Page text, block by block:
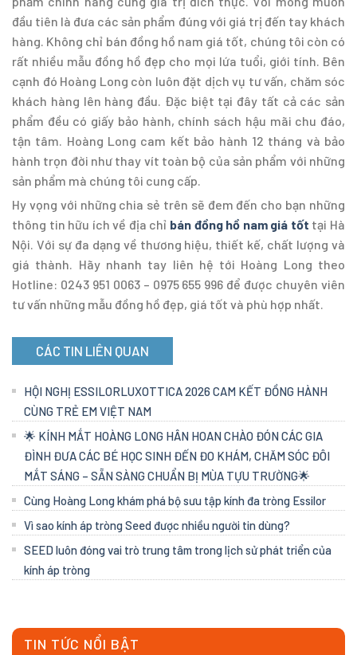
đầu tiên là đưa các sản phẩm đúng với giá trị đến tay khách
hàng. Không chỉ bán đồng hồ nam giá tốt, chúng tôi còn có
rất nhiều mẫu đồng hồ đẹp cho mọi lứa tuổi, giới tính. Bên
cạnh đó Hoàng Long còn luôn đặt dịch vụ tư vấn, chăm sóc
khách hàng lên hàng đầu. Đặc biệt tại đây tất cả các sản
phẩm đều có giấy bảo hành, chính sách hậu mãi chu đáo,
tận tâm. Hoàng Long cam kết bảo hành 12 tháng và bảo
hành trọn đời như thay vít toàn bộ của sản phẩm với những
sản phẩm mà chúng tôi cung cấp.
Hy vọng với những chia sẻ trên sẽ đem đến cho bạn những
thông tin hữu ích về địa chỉ bán đồng hồ nam giá tốt tại Hà
Nội. Với sự đa dạng về thương hiệu, thiết kế, chất lượng và
giá thành. Hãy nhanh tay liên hệ tới Hoàng Long theo
Hotline: 0243 951 0063 – 0975 655 996 để được chuyên viên
tư vấn những mẫu đồng hồ đẹp, giá tốt và phù hợp nhất.
CÁC TIN LIÊN QUAN
HỘI NGHỊ ESSILORLUXOTTICA 2026 CAM KẾT ĐỒNG HÀNH
CÙNG TRẺ EM VIỆT NAM
🌟 KÍNH MẮT HOÀNG LONG HÂN HOAN CHÀO ĐÓN CÁC GIA
ĐÌNH ĐƯA CÁC BÉ HỌC SINH ĐẾN ĐO KHÁM, CHĂM SÓC ĐÔI
MẮT SÁNG – SẴN SÀNG CHUẨN BỊ MÙA TỰU TRƯỜNG🌟
Cùng Hoàng Long khám phá bộ sưu tập kính đa tròng Essilor
Vì sao kính áp tròng Seed được nhiều người tin dùng?
SEED luôn đóng vai trò trung tâm trong lịch sử phát triển của
kính áp tròng
TIN TỨC NỔI BẬT